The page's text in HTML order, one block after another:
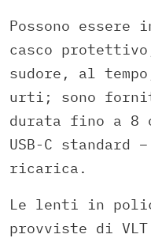
Possono essere
casco
sudore, al
urti; sono
durata fino a 8
USB-C
ricarica.
Le lenti in
provviste di